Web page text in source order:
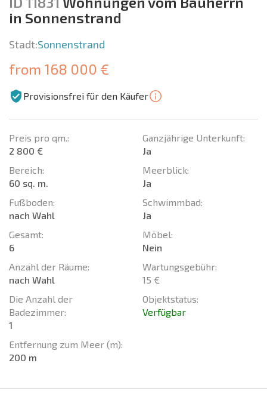
in Sonnenstrand
Stadt:Sonnenstrand
from 168 000 €
Provisionsfrei für den Käufer
Preis pro qm.:
2 800 €
Bereich:
60 sq. m.
Fußboden:
nach Wahl
Gesamt:
6
Anzahl der Räume:
nach Wahl
Die Anzahl der
Badezimmer:
1
Entfernung zum Meer (m):
200 m
Ganzjährige Unterkunft:
Ja
Meerblick:
Ja
Schwimmbad:
Ja
Möbel:
Nein
Wartungsgebühr:
15 €
Objektstatus:
Verfügbar